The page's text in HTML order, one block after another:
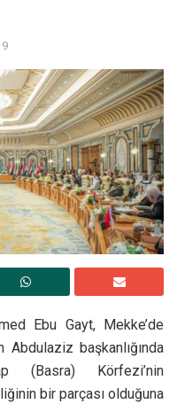
Ebu Gayt, Mekke’de
başkanlığında
(Basra) Körfezi’nin
bir parçası olduğuna